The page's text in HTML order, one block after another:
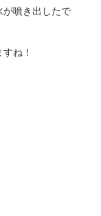
噴き出したで
ね！